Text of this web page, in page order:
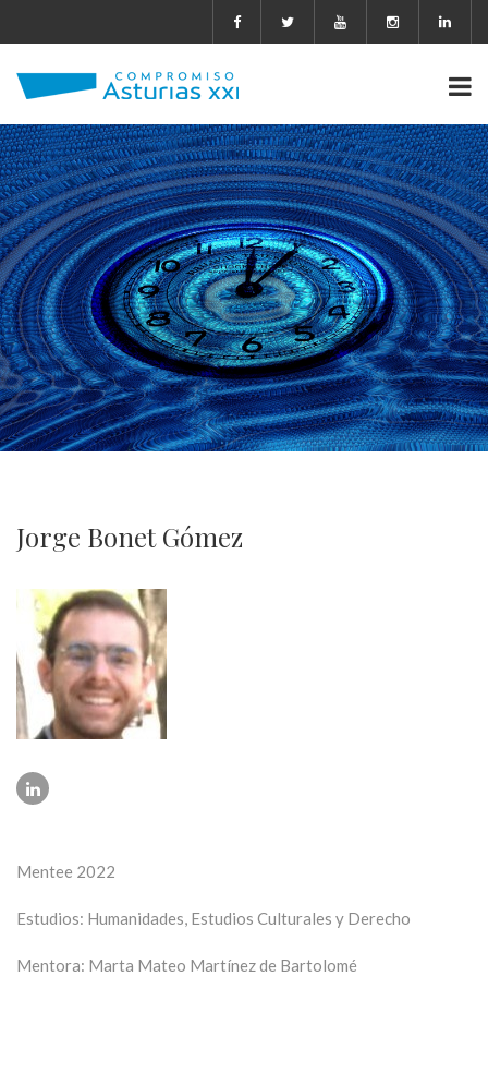
Jorge Bonet Gómez
Mentee 2022
Estudios: Humanidades, Estudios Culturales y Derecho
Mentora: Marta Mateo Martínez de Bartolomé